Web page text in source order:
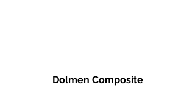
Dolmen Composite